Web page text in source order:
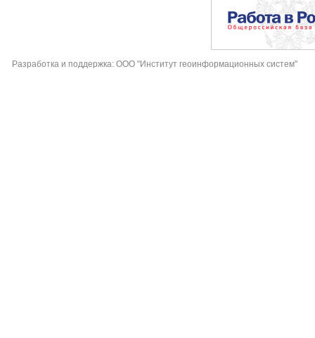
Разработка и поддержка: ООО "Институт геоинформационных систем"